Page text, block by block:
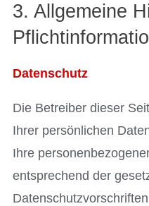
3. Allgemeine
Datenschutz
Die Betreiber dieser
Ihrer persönlichen
Ihre
entsprechend der